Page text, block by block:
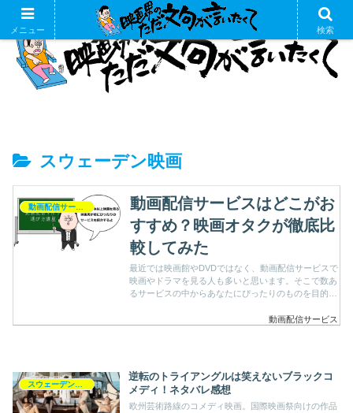
スウェーデン映画
動画配信サービスはどこがお
すすめ？映画オタクが徹底比
較してみた
最近では映画館やDVDではなく、動画配信サービスで
映画やドラマを見る人も多いと思います。そこで数あ
るサービスの中からあなたにぴったりのものを目的別
動画配信サービス
逆転のトライアングルは笑えないブラックコ
メディ！ネタバレ感想
欧州芸術路線のコメディ映画。国際映画祭向けの作品
メニュー 検索